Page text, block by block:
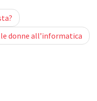
donne all’informatica